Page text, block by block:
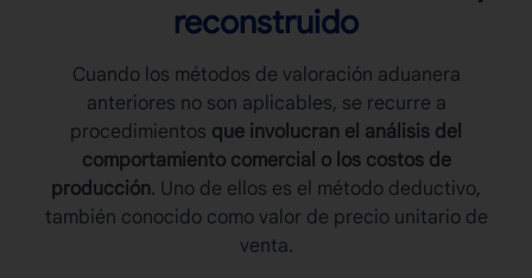
reconstruido
Cuando los métodos de valoración aduanera
anteriores no son aplicables, se recurre a
procedimientos que involucran el análisis del
comportamiento comercial o los costos de
producción. Uno de ellos es el método deductivo,
también conocido como valor de precio unitario de
venta.